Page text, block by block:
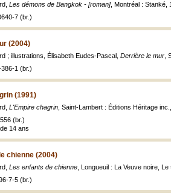
Les démons de Bangkok - [roman], Montréal : Stanké,
7 (br.)
(2004)
; illustrations, Élisabeth Eudes-Pascal, Derrière le mur ,
1 (br.)
(1991)
L'Empire chagrin , Saint-Lambert : Éditions Héritage
(br.)
14 ans
chienne (2004)
Les enfants de chienne , Longueuil : La Veuve noire,
7-5 (br.)